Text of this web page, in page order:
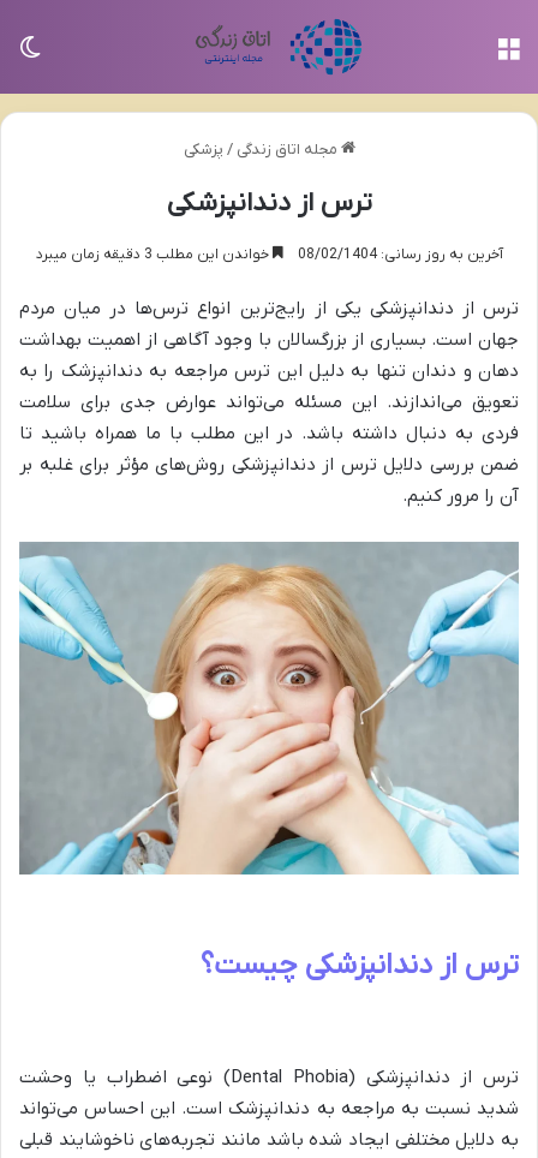
مجله اتاق زندگی / پزشکی
ترس از دندانپزشکی
آخرین به روز رسانی: 08/02/1404 خواندن این مطلب 3 دقیقه زمان میبرد
ترس از دندانپزشکی یکی از رایج‌ترین انواع ترس‌ها در میان مردم
جهان است. بسیاری از بزرگسالان با وجود آگاهی از اهمیت بهداشت
دهان و دندان تنها به دلیل این ترس مراجعه به دندانپزشک را به
تعویق می‌اندازند. این مسئله می‌تواند عوارض جدی برای سلامت
فردی به دنبال داشته باشد. در این مطلب با ما همراه باشید تا
ضمن بررسی دلایل ترس از دندانپزشکی روش‌های مؤثر برای غلبه بر
آن را مرور کنیم.
ترس از دندانپزشکی چیست؟
ترس از دندانپزشکی (Dental Phobia) نوعی اضطراب یا وحشت
شدید نسبت به مراجعه به دندانپزشک است. این احساس می‌تواند
به دلایل مختلفی ایجاد شده باشد مانند تجربه‌های ناخوشایند قبلی